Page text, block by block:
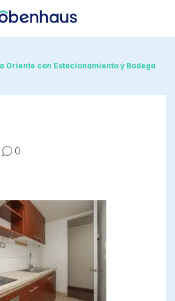
Oriente con Estacionamiento y Bodega
0